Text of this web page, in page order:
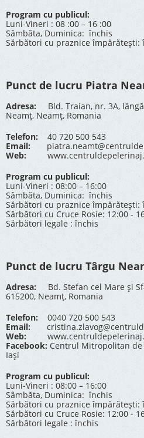
Program cu publicul:
Luni-Vineri : 08 :00 – 16 :00
Sâmbăta, Duminica: închis
Sărbători cu praznice împărătești:
Punct de lucru Piatra
Adresa: Bld. Traian, nr. 3A,
Neamț, Neamț, Romania
Telefon:40 720 500 543
Email:
Web:
Program cu publicul:
Luni-Vineri : 08:00 – 16:00
Sâmbăta, Duminica: închis
Sărbători cu praznice împărătești:
Sărbători cu Cruce Rosie: 12:00 -
Sărbători legale : închis
Punct de lucru Târgu
Adresa: Bd. Stefan cel Mare și
615200, Neamț, Romania
Telefon: 0040 720 500 543
Email:
Web:
Facebook: Centrul Mitropolitan de
Iași
Program cu publicul:
Luni-Vineri : 08:00 – 16:00
Sâmbăta, Duminica: închis
Sărbători cu praznice împărătești:
Sărbători cu Cruce Rosie: 12:00 -
Sărbători legale : închis